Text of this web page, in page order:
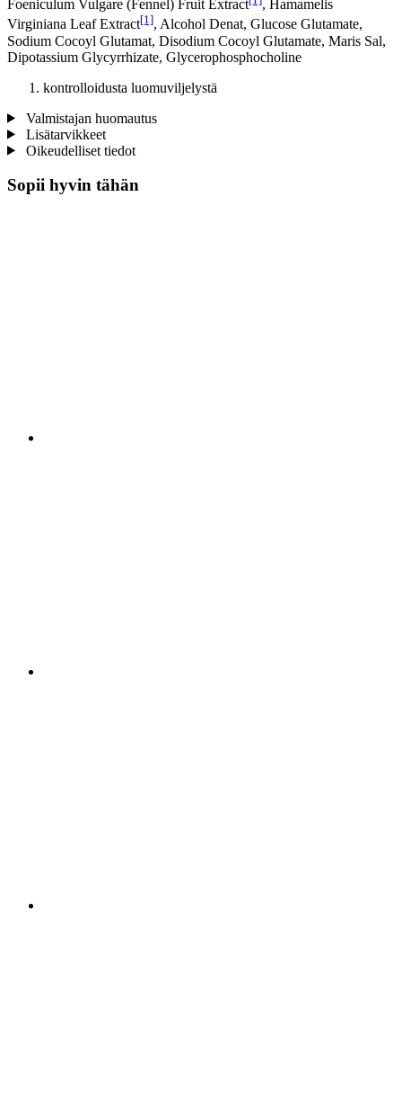
Foeniculum Vulgare (Fennel) Fruit Extract
, Hamamelis
Virginiana Leaf Extract[1], Alcohol Denat, Glucose Glutamate,
Sodium Cocoyl Glutamat, Disodium Cocoyl Glutamate, Maris Sal,
Dipotassium Glycyrrhizate, Glycerophosphocholine
kontrolloidusta luomuviljelystä
Valmistajan huomautus
Lisätarvikkeet
Oikeudelliset tiedot
Sopii hyvin tähän